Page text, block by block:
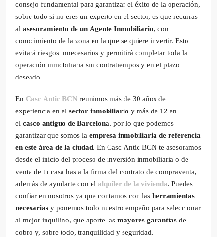
consejo fundamental para garantizar el éxito de la operación,
sobre todo si no eres un experto en el sector, es que recurras
al asesoramiento de un Agente Inmobiliario, con
conocimiento de la zona en la que se quiere invertir. Esto
evitará riesgos innecesarios y permitirá completar toda la
operación inmobiliaria sin contratiempos y en el plazo
deseado.
En Casc Antic BCN reunimos más de 30 años de
experiencia en el sector inmobiliario y más de 12 en
el casco antiguo de Barcelona, por lo que podemos
garantizar que somos la empresa inmobiliaria de referencia
en este área de la ciudad. En Casc Antic BCN te asesoramos
desde el inicio del proceso de inversión inmobiliaria o de
venta de tu casa hasta la firma del contrato de compraventa,
además de ayudarte con el alquiler de la vivienda. Puedes
confiar en nosotros ya que contamos con las herramientas
necesarias y ponemos todo nuestro empeño para seleccionar
al mejor inquilino, que aporte las mayores garantías de
cobro y, sobre todo, tranquilidad y seguridad.